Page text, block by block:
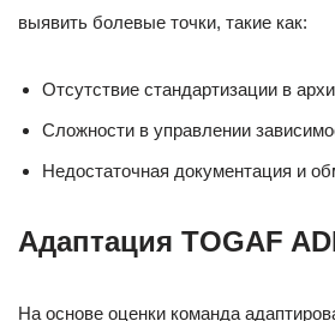
выявить болевые точки, такие как:
Отсутствие стандартизации в
Сложности в управлении
Недостаточная документация и
Адаптация TOGAF
На основе оценки команда